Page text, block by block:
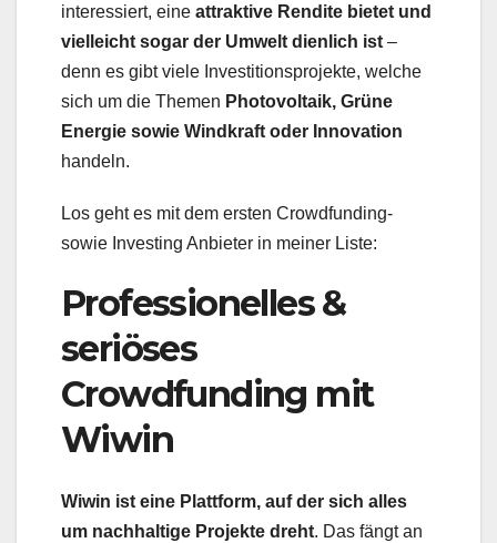
interessiert, eine attraktive Rendite bietet und
vielleicht sogar der Umwelt dienlich ist –
denn es gibt viele Investitionsprojekte, welche
sich um die Themen Photovoltaik, Grüne
Energie sowie Windkraft oder Innovation
handeln.
Los geht es mit dem ersten Crowdfunding-
sowie Investing Anbieter in meiner Liste:
Professionelles &
seriöses
Crowdfunding mit
Wiwin
Wiwin ist eine Plattform, auf der sich alles
um nachhaltige Projekte dreht. Das fängt an